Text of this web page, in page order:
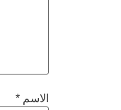
الاسم *